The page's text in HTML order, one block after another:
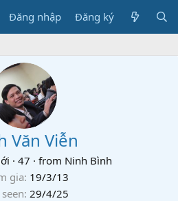
Đăng nhập Đăng ký
Văn Viễn
· 47 · from Ninh Bình
gia 19/3/13
29/4/25